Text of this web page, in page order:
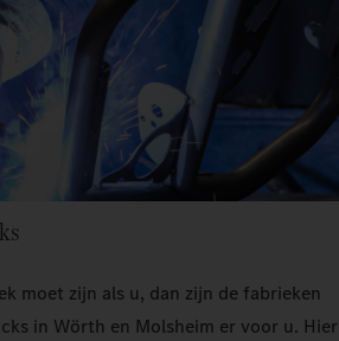
moet zijn als u, dan zijn de fabrieken
in Wörth en Molsheim er voor u. Hier